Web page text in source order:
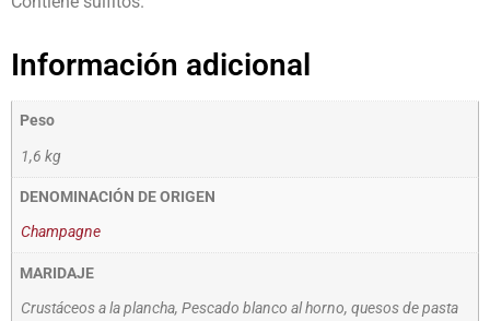
Información adicional
Peso
1,6 kg
DENOMINACIÓN DE ORIGEN
Champagne
MARIDAJE
Crustáceos a la plancha, Pescado blanco al horno, quesos de pasta